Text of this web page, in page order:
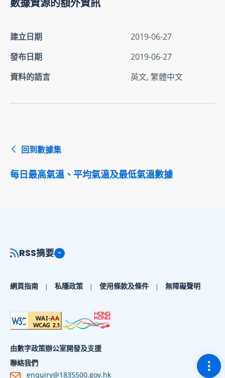
數據資源的額外資訊
建立日期
2019-06-27
發布日期
2019-06-27
資料的語言
英文, 繁體中文
回到數據集
每日最高氣溫、平均氣溫及最低氣溫數據
切
RSS摘要
網頁指南 私隱政策 使用條款及條件 無障礙聲明
由數字政策辦公室開發及支援
聯絡我們
enquiry@1835500.gov.hk